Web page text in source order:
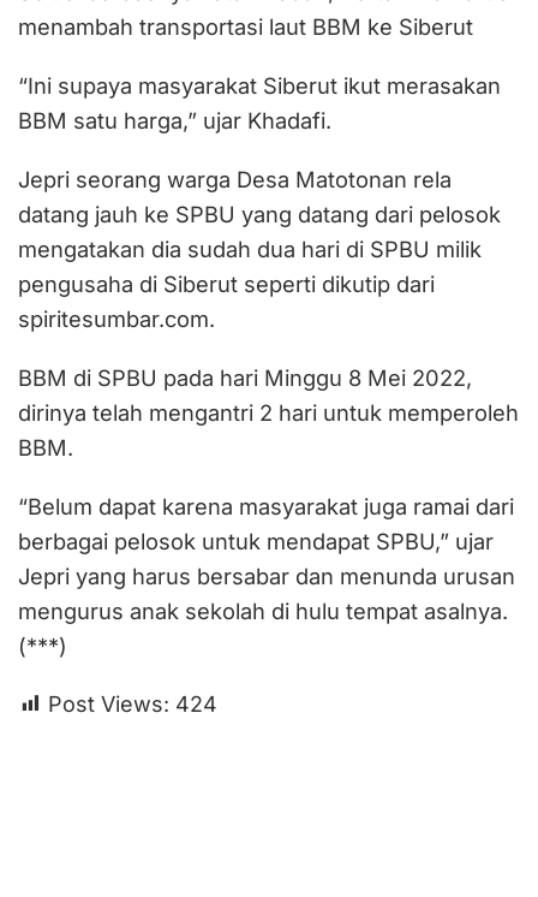
menambah transportasi laut BBM ke Siberut
“Ini supaya masyarakat Siberut ikut merasakan
BBM satu harga,” ujar Khadafi.
Jepri seorang warga Desa Matotonan rela
datang jauh ke SPBU yang datang dari pelosok
mengatakan dia sudah dua hari di SPBU milik
pengusaha di Siberut seperti dikutip dari
spiritesumbar.com.
BBM di SPBU pada hari Minggu 8 Mei 2022,
dirinya telah mengantri 2 hari untuk memperoleh
BBM.
“Belum dapat karena masyarakat juga ramai dari
berbagai pelosok untuk mendapat SPBU,” ujar
Jepri yang harus bersabar dan menunda urusan
mengurus anak sekolah di hulu tempat asalnya.
(***)
Post Views: 424